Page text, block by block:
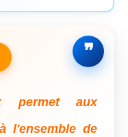
permet aux
l'ensemble de